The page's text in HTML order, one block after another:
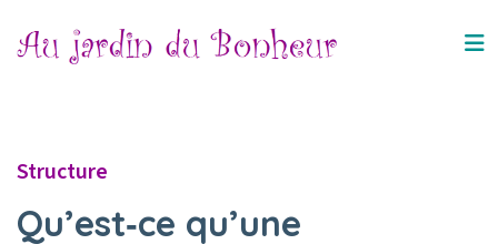
Structure
Qu’est‑ce qu’une